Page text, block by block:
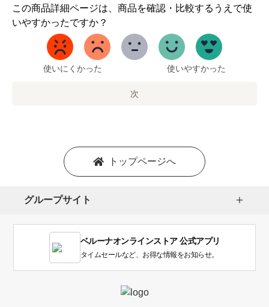
この商品詳細ページは、商品を確認・比較するうえで使
いやすかったですか？
1
か
い
使いにくかった 使いやすかった
次
トップページへ
グループサイト
ベルーナオンラインストア 公式アプリ
タイムセールなど、お得な情報をお知らせ。